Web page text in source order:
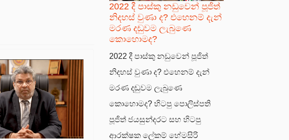
2022 දී පාස්කු නඩුවෙන් පූජිත්
නිදහස් වුණා ද? එහෙනම් දැන්
මරණ දඬුවම ලැබුණෙ
කොහොමද?
2022 දී පාස්කු නඩුවෙන් පූජිත්
නිදහස් වුණා ද? එහෙනම් දැන්
මරණ දඬුවම ලැබුණෙ
කොහොමද? හිටපු පොලිස්පති
පූජිත් ජයසුන්දරට සහ හිටපු
ආරක්ෂක ලේකම් හේමසිරි